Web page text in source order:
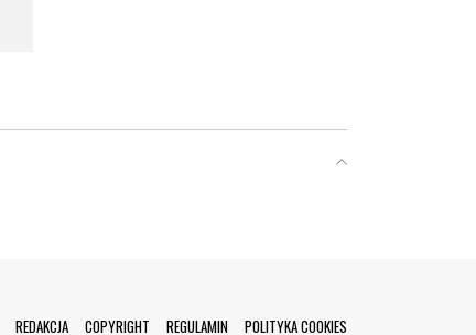
REDAKCJA COPYRIGHT REGULAMIN POLITYKA COOKIES